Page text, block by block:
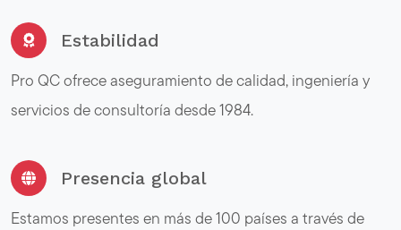
Estabilidad
Pro QC ofrece aseguramiento de calidad, ingeniería y
servicios de consultoría desde 1984.
Presencia global
Estamos presentes en más de 100 países a través de